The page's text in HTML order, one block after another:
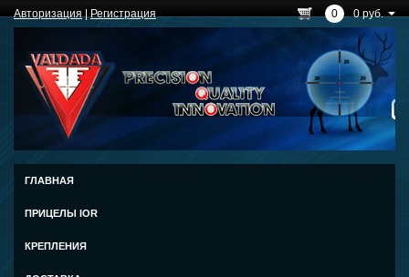
Авторизация|Регистрация 0 0 руб.
ГЛАВНАЯ
ПРИЦЕЛЫ IOR
КРЕПЛЕНИЯ